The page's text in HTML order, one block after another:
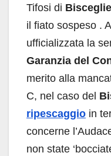
Tifosi di Bisceglie
il fiato sospeso .
ufficializzata la
Garanzia del
merito alla
C, nel caso del
ripescaggio in
concerne
non state